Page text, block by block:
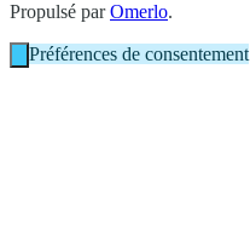
Propulsé parOmerlo.
Préférences de consentement